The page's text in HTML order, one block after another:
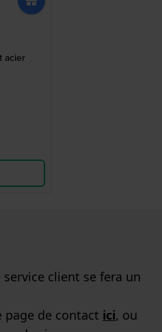
acier
client se fera un
page de contact ici, ou